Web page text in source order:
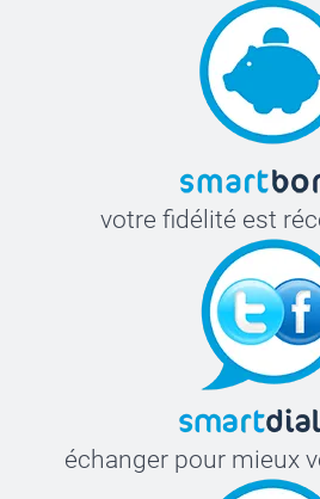
votre fidélité est
échanger pour mieux